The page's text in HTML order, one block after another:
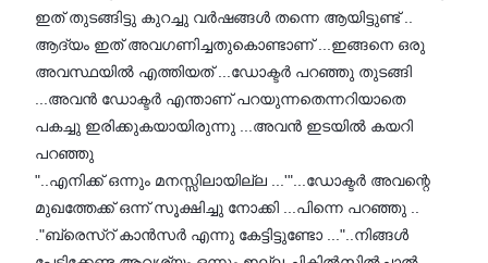
ഇത് തുടങ്ങിട്ടു കുറച്ചു വർഷങ്ങൾ തന്നെ ആയിട്ടുണ്ട് ..
ആദ്യം ഇത് അവഗണിച്ചതുകൊണ്ടാണ് ...ഇങ്ങനെ ഒരു
അവസ്ഥയിൽ എത്തിയത് ...ഡോക്ടർ പറഞ്ഞു തുടങ്ങി
...അവൻ ഡോക്ടർ എന്താണ് പറയുന്നതെന്നറിയാതെ
പകച്ചു ഇരിക്കുകയായിരുന്നു ...അവൻ ഇടയിൽ കയറി
പറഞ്ഞു
"..എനിക്ക് ഒന്നും മനസ്സിലായില്ല ...'"...ഡോക്ടർ അവന്റെ
മുഖത്തേക്ക് ഒന്ന് സൂക്ഷിച്ചു നോക്കി ...പിന്നെ പറഞ്ഞു ..
."ബ്രെസ്റ് കാൻസർ എന്നു കേട്ടിട്ടുണ്ടോ ..."..നിങ്ങൾ